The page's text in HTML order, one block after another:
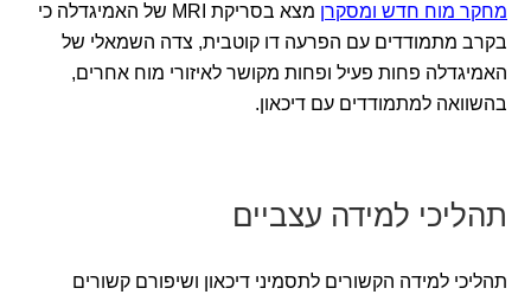
מחקר מוח חדש ומסקרן
מצא בסריקת MRI של האמיגדלה כי
בקרב מתמודדים עם הפרעה דו קוטבית, צדה השמאלי של
האמיגדלה פחות פעיל ופחות מקושר לאיזורי מוח אחרים,
בהשוואה למתמודדים עם דיכאון.
תהליכי למידה עצביים
תהליכי למידה הקשורים לתסמיני דיכאון ושיפורם קשורים